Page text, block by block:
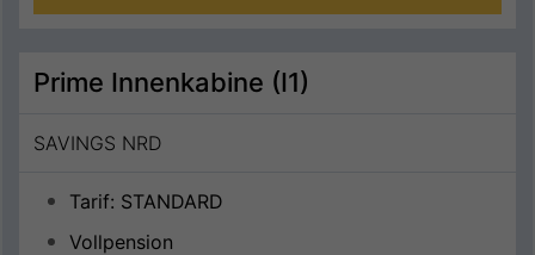
Prime Innenkabine (I1)
SAVINGS NRD
Tarif: STANDARD
Vollpension